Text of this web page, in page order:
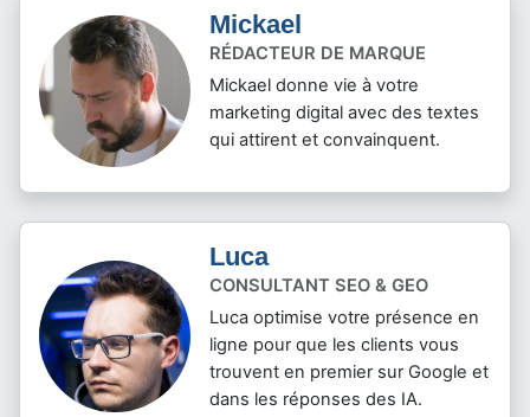
Mickael
RÉDACTEUR DE MARQUE
Mickael donne vie à votre
marketing digital avec des textes
qui attirent et convainquent.
Luca
CONSULTANT SEO & GEO
Luca optimise votre présence en
ligne pour que les clients vous
trouvent en premier sur Google et
dans les réponses des IA.